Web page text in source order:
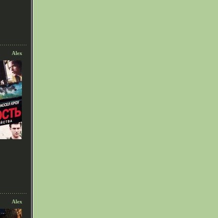
Alex
Alex